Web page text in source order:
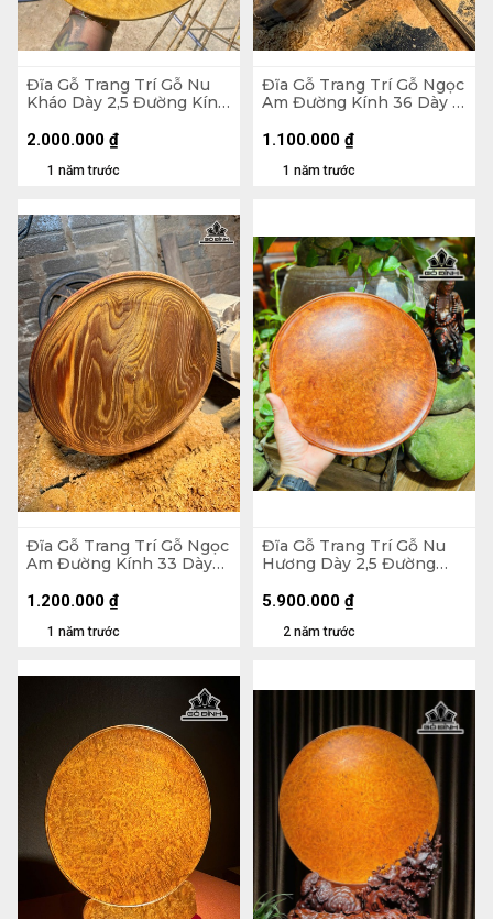
Đĩa Gỗ Trang Trí Gỗ Nu
Kháo Dày 2,5 Đường Kính
1 năm trước
2.000.000 ₫
Đĩa Gỗ Trang Trí Gỗ Ngọc
Am Đường Kính 36 Dày 3
1 năm trước
1.100.000 ₫
Đĩa Gỗ Trang Trí Gỗ Ngọc
Am Đường Kính 33 Dày
1 năm trước
1.200.000 ₫
Đĩa Gỗ Trang Trí Gỗ Nu
Hương Dày 2,5 Đường
2 năm trước
5.900.000 ₫